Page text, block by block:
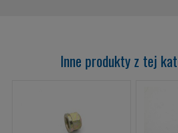
Inne produkty z tej